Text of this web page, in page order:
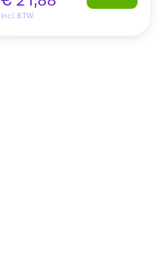
Incl. BTW